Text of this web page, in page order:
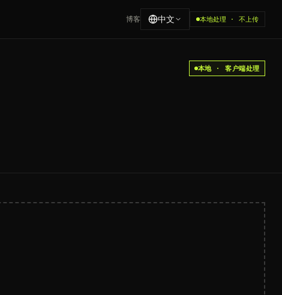
博客 中文 本地处理 · 不上传
本地 · 客户端处理